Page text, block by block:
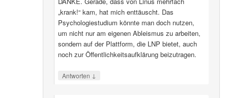
„krank!“ kam, hat mich enttäuscht. Das
Psychologiestudium könnte man doch nutzen,
um nicht nur am eigenen Ableismus zu arbeiten,
sondern auf der Plattform, die LNP bietet, auch
noch zur Öffentlichkeitsaufklärung beizutragen.
Antworten ↓